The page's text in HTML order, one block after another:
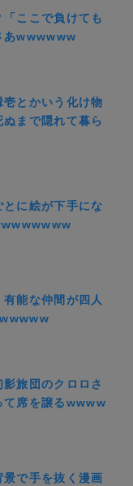
「ここで負けても
あwwwwww
壱とかいう化け物
まで隠れて暮ら
とに絵が下手にな
有能な仲間が四人
影旅団のクロロさ
て席を譲るwwww
で手を抜く漫画